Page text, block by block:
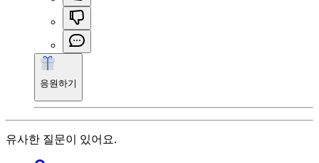
응원하기
유사한 질문이 있어요.